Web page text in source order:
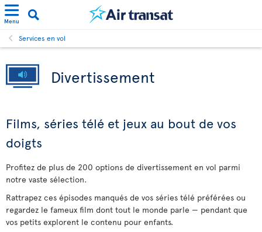
Menu
Services en vol
Divertissement
Films, séries télé et jeux au bout de vos
doigts
Profitez de plus de 200 options de divertissement en vol parmi
notre vaste sélection.
Rattrapez ces épisodes manqués de vos séries télé préférées ou
regardez le fameux film dont tout le monde parle — pendant que
vos petits explorent le contenu pour enfants.